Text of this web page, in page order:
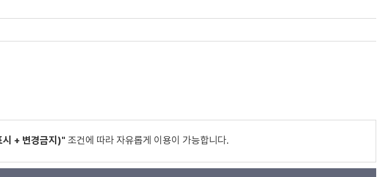
+ 변경금지)" 조건에 따라 자유롭게 이용이 가능합니다.